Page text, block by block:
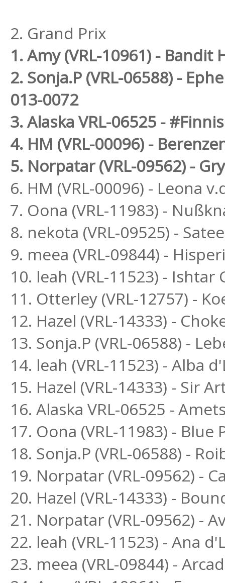
2. Grand Prix
1. Amy (VRL-10961) - Bandit
2. Sonja.P (VRL-06588) -
013-0072
3. Alaska VRL-06525 -
4. HM (VRL-00096) -
5. Norpatar (VRL-09562) -
6. HM (VRL-00096) - Leona
7. Oona (VRL-11983) -
8. nekota (VRL-09525) -
9. meea (VRL-09844) -
10. leah (VRL-11523) -
11. Otterley (VRL-12757) -
12. Hazel (VRL-14333) -
13. Sonja.P (VRL-06588) -
14. leah (VRL-11523) - Alba
15. Hazel (VRL-14333) - Sir
16. Alaska VRL-06525 -
17. Oona (VRL-11983) -
18. Sonja.P (VRL-06588) -
19. Norpatar (VRL-09562) -
20. Hazel (VRL-14333) -
21. Norpatar (VRL-09562) -
22. leah (VRL-11523) - Ana
23. meea (VRL-09844) -